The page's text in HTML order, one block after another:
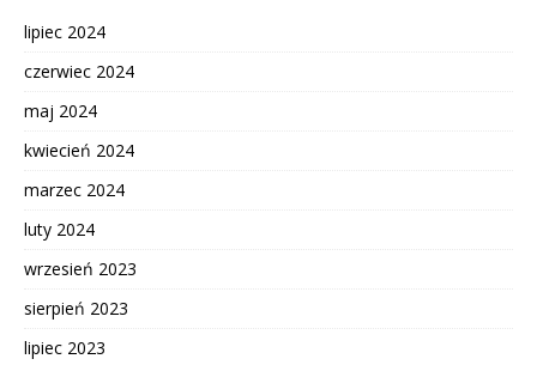
lipiec 2024
czerwiec 2024
maj 2024
kwiecień 2024
marzec 2024
luty 2024
wrzesień 2023
sierpień 2023
lipiec 2023